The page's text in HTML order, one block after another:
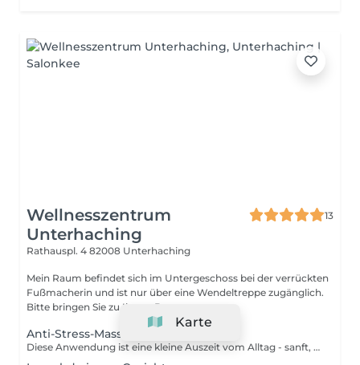
Wellnesszentrum
Unterhaching
13
Rathauspl. 4 82008 Unterhaching
Mein Raum befindet sich im Untergeschoss bei der verrückten
Fußmacherin und ist nur über eine Wendeltreppe zugänglich.
Bitte bringen Sie zu Ihrem Be...
Anti-Stress-Massage
Diese Anwendung ist eine kleine Auszeit vom Alltag - sanft, ruhig und tief entspannend. Sie kombiniert eine leichte Massage für Rücken, Schultern und Nacken mit einer besonders sanften kosmetischen Lymphdrainage für das Gesicht. Die Lymphdrainage-Technik wirkt so beruhigend, dass viele Gäste dabei in einen angenehmen Dämmerzustand gleiten - manche sogar einschlafen. Primäres Ziel dieser Anwendung ist es, Körper und Geist in einen Zustand wohliger Ruhe zu bringen. Um den Effekt der Tiefenentspannung zusätzlich zu fördern, werden entsprechende ätherische Öle verwendet. Ideal, um den Kopf freizubekommen, den Atem zu vertiefen und einfach mal komplett abzuschalten. Hinweis: Es handelt sich um eine reine Wellness-Anwendung ohne medizinischen Anspruch.
Karte